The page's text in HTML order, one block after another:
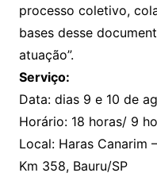
processo coletivo,
bases desse
atuação”.
Serviço:
Data: dias 9 e 10 de
Horário: 18 horas/ 9
Local: Haras Canarim
Km 358, Bauru/SP